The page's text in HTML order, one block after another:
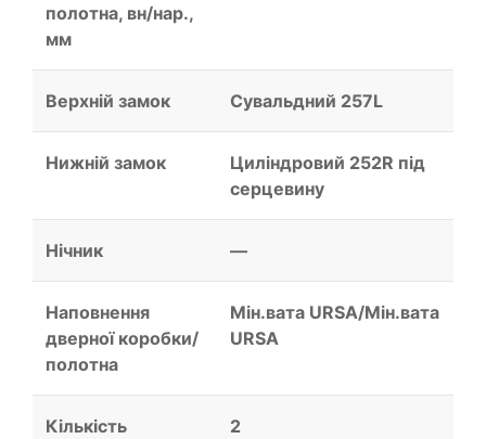
полотна, вн/нар.,
мм
Верхній замок Сувальдний 257L
Нижній замок
Циліндровий 252R під
серцевину
Нічник —
Наповнення
дверної коробки/
полотна
Мін.вата URSA/Мін.вата
URSA
Кількість
2